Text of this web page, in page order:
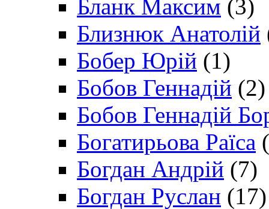
Бланк Максим (3)
Близнюк Анатолій
Бобер Юрій (1)
Бобов Геннадій (2)
Бобов Геннадій
Богатирьова Раїса
Богдан Андрій (7)
Богдан Руслан (17)